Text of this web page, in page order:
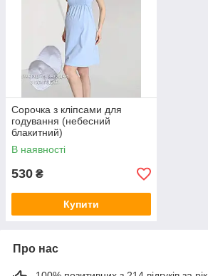
Сорочка з кліпсами для
годування (небесний
блакитний)
В наявності
530 ₴
Купити
Про нас